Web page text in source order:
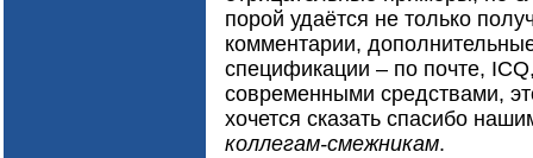
порой удаётся не только
комментарии,
спецификации – по почте,
современными средствами,
хочется сказать спасибо
коллегам-смежникам.